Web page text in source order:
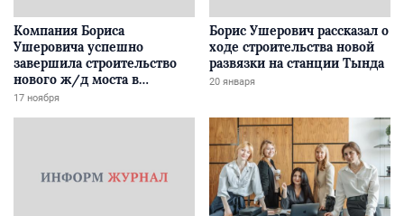
Компания Бориса
Ушеровича успешно
завершила строительство
нового ж/д моста в
Забайкалье
17 ноября
Борис Ушерович рассказал о
ходе строительства новой
развязки на станции Тында
20 января